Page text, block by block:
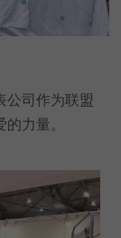
公司作为联盟
力量。